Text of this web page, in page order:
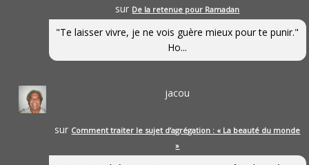
sur De la retenue pour Ramadan
"Te laisser vivre, je ne vois guère mieux pour te punir."
Ho...
jacou
sur Comment traiter le sujet d’agrégation : « La beauté du monde
»